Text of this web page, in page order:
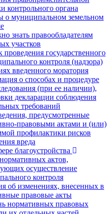
контрольного органа
о муниципальном земельном
знать правообладателям
участков
проведения государственного
контроля (надзора)
введенного моратория
о способах и процедуре
(при ее наличии),
декларации соблюдения
требований
предусмотренные
правовыми актами и (или)
профилактики рисков
вреда
благоустройства
актов,
осуществление
контроля
об изменениях, внесенных в
правовые акты
нормативных правовых